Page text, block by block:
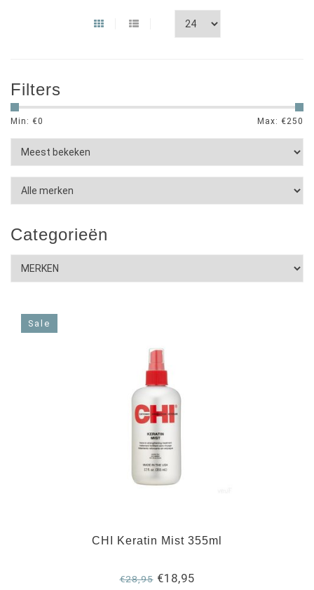
Filters
Min: €0 Max: €250
Categorieën
Sale
CHI Keratin Mist 355ml
€28,95€18,95